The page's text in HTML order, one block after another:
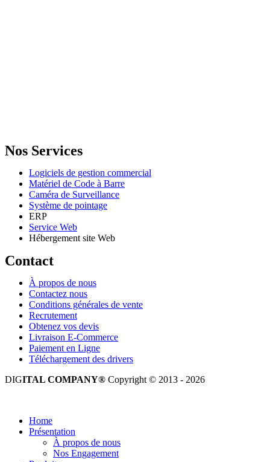
Nos Services
Logiciels de gestion commercial
Matériel de Code à Barre
Caméra de Surveillance
Système de pointage
ERP
Service Web
Hébergement site Web
Contact
À propos de nous
Contactez nous
Conditions générales de vente
Recrutement
Obtenez vos devis
Livraison E-Commerce
Paiement en Ligne
Téléchargement des drivers
DIGITAL COMPANY® Copyright © 2013 - 2026
Home
Présentation
À propos de nous
Nos Engagement